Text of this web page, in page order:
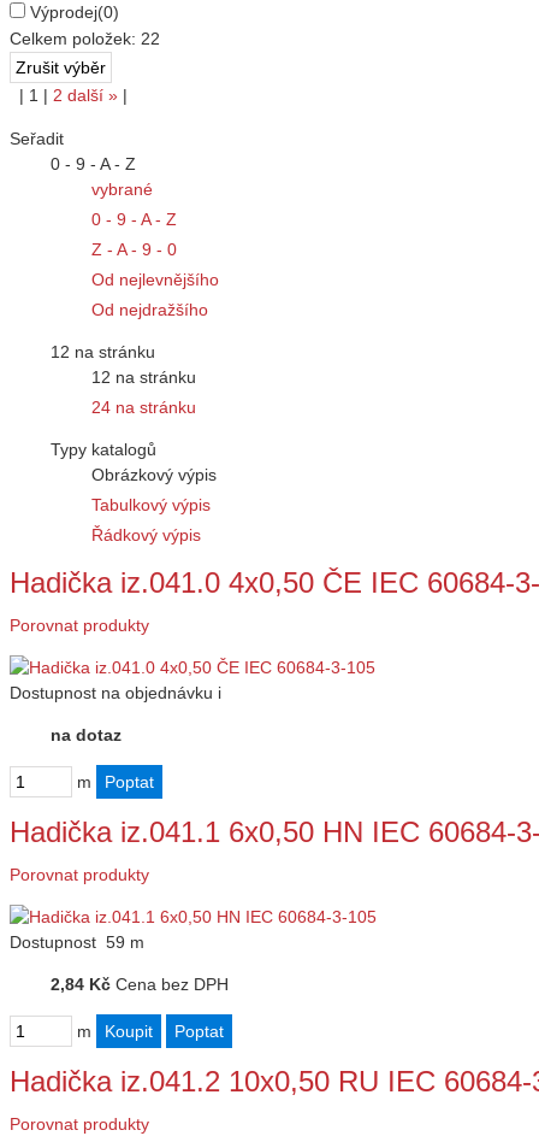
Výprodej(0)
Celkem položek: 22
| 1 | 2 další » |
Seřadit
0 - 9 - A - Z
vybrané
0 - 9 - A - Z
Z - A - 9 - 0
Od nejlevnějšího
Od nejdražšího
12 na stránku
12 na stránku
24 na stránku
Typy katalogů
Obrázkový výpis
Tabulkový výpis
Řádkový výpis
Hadička iz.041.0 4x0,50 ČE IEC 60684-
Porovnat produkty
Dostupnost na objednávku i
na dotaz
m
Hadička iz.041.1 6x0,50 HN IEC 60684-
Porovnat produkty
Dostupnost 59 m
2,84 Kč Cena bez DPH
m
Hadička iz.041.2 10x0,50 RU IEC 60684-
Porovnat produkty